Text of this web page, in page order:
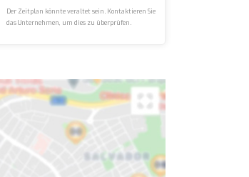
Der Zeitplan könnte veraltet sein. Kontaktieren Sie
das Unternehmen, um dies zu überprüfen.